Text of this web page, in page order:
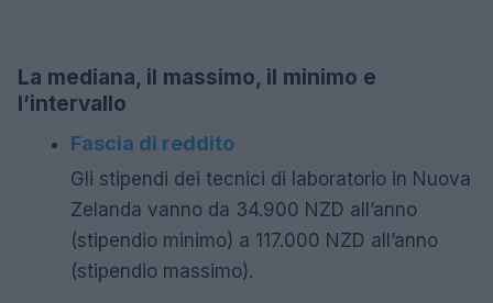
La mediana, il massimo, il minimo e
l’intervallo
Fascia di reddito
Gli stipendi dei tecnici di laboratorio in Nuova
Zelanda vanno da 34.900 NZD all’anno
(stipendio minimo) a 117.000 NZD all’anno
(stipendio massimo).